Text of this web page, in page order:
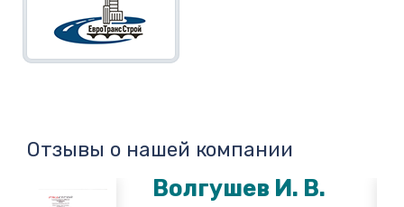
Отзывы о нашей компании
Волгушев И. В.